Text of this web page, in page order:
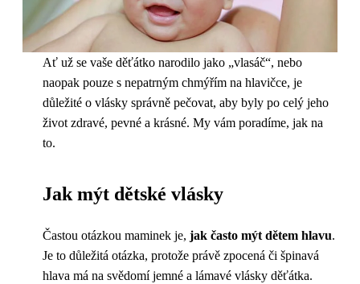
Ať už se vaše děťátko narodilo jako „vlasáč“, nebo
naopak pouze s nepatrným chmýřím na hlavičce, je
důležité o vlásky správně pečovat, aby byly po celý jeho
život zdravé, pevné a krásné. My vám poradíme, jak na
to.
Jak mýt dětské vlásky
Častou otázkou maminek je, jak často mýt dětem hlavu.
Je to důležitá otázka, protože právě zpocená či špinavá
hlava má na svědomí jemné a lámavé vlásky děťátka.